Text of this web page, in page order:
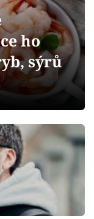
ho
sýrů